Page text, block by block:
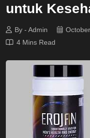
untuk
By - Admin
4 Mins Read